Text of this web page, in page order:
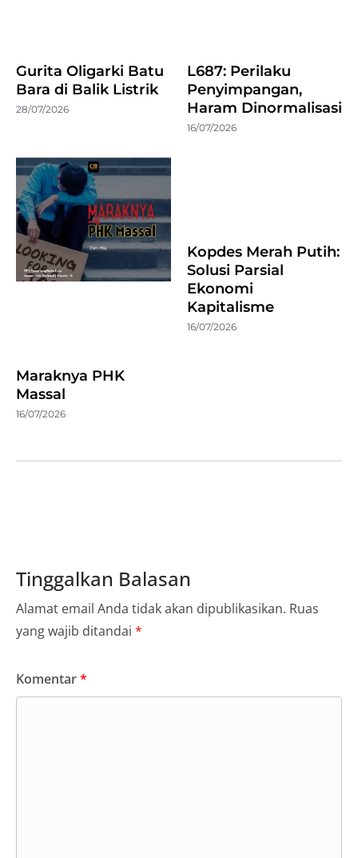
Gurita Oligarki Batu
Bara di Balik Listrik
28/07/2026
L687: Perilaku
Penyimpangan,
Haram Dinormalisasi
16/07/2026
Maraknya PHK
Massal
16/07/2026
Kopdes Merah Putih:
Solusi Parsial
Ekonomi
Kapitalisme
16/07/2026
Tinggalkan Balasan
Alamat email Anda tidak akan dipublikasikan. Ruas
yang wajib ditandai *
Komentar*